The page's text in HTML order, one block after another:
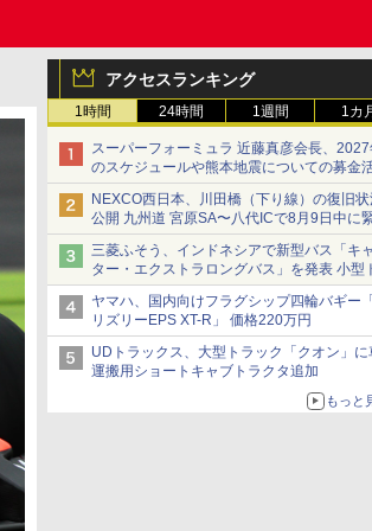
アクセスランキング
1時間 24時間 1週間 1カ
スーパーフォーミュラ 近藤真彦会長、
のスケジュールや熊本地震についての募金
を紹介
NEXCO西日本、川田橋（下り線）の復旧
公開 九州道 宮原SA〜八代ICで8月9日中に
車両を通行可能に
三菱ふそう、インドネシアで新型バス「キ
ター・エクストラロングバス」を発表 小型
ックベースの観光・旅客輸送向けバス
ヤマハ、国内向けフラグシップ四輪バギー
リズリーEPS XT-R」 価格220万円
UDトラックス、大型トラック「クオン」に
運搬用ショートキャブトラクタ追加
もっと